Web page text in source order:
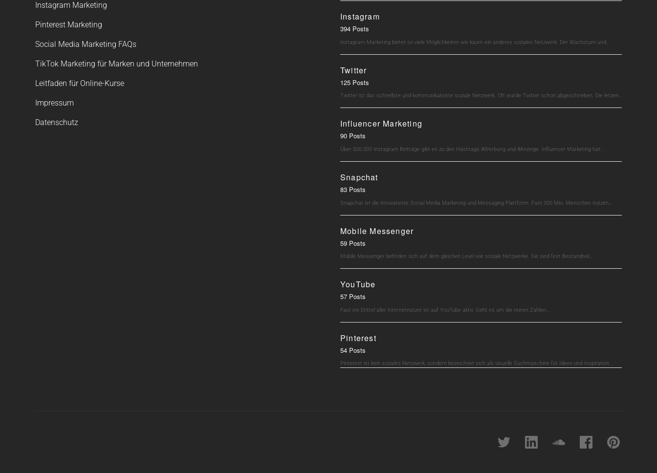
Instagram Marketing
Pinterest Marketing
Social Media Marketing FAQs
TikTok Marketing für Marken und Unternehmen
Leitfaden für Online-Kurse
Impressum
Datenschutz
Instagram
394 Posts
Instagram Marketing bietet so viele Möglichkeiten wie kaum ein anderes soziales Netzwerk. Der Wachstum und…
Twitter
125 Posts
Twitter ist das schnellste und kommunikativste soziale Netzwerk. Oft wurde Twitter schon abgeschrieben. Die letzen…
Influencer Marketing
90 Posts
Über 500.000 Instagram Beiträge gibt es zu den Hashtags #Werbung und #Anzeige. Influencer Marketing hat…
Snapchat
83 Posts
Snapchat ist die innovativste Social Media Marketing und Messaging Plattform. Fast 300 Mio. Menschen nutzen…
Mobile Messenger
59 Posts
Mobile Messenger befinden sich auf dem gleichen Level wie soziale Netzwerke. Sie sind fest Bestandteil…
YouTube
57 Posts
Fast ein Drittel aller Internetnutzer ist auf YouTube aktiv. Geht es um die reinen Zahlen,…
Pinterest
54 Posts
Pinterest ist kein soziales Netzwerk, sondern bezeichnet sich als visuelle Suchmaschine für Ideen und Inspiration.…
Twitter linkedin soundcloudFacebookpinterest